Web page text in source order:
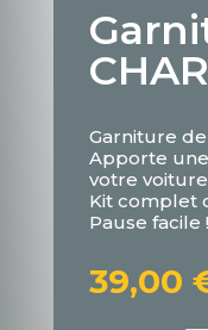
Garniture
Apporte
votre voiture
Kit complet
Pause facile !
39,00